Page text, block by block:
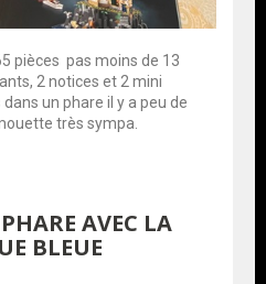
pièces pas moins de 13
2 notices et 2 mini
un phare il y a peu de
très sympa.
AVEC LA
BLEUE